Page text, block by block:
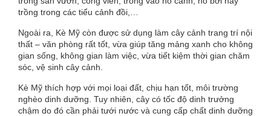
trồng trong các tiểu cảnh đồi,…
Ngoài ra, Kè Mỹ còn được sử dụng làm cây cảnh trang trí nội
thất – văn phòng rất tốt, vừa giúp tăng mảng xanh cho không
gian sống, không gian làm việc, vừa tiết kiệm thời gian chăm
sóc, vệ sinh cây cảnh.
Kè Mỹ thích hợp với mọi loại đất, chịu hạn tốt, môi trường
nghèo dinh dưỡng. Tuy nhiên, cây có tốc độ dinh trưởng
chậm do đó cần phải tưới nước và cung cấp chất dinh dưỡng